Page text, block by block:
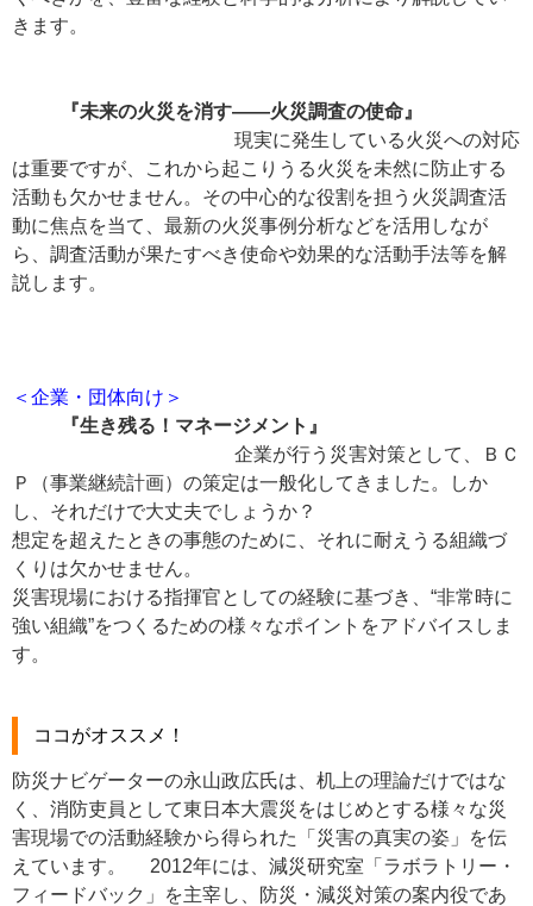
きます。
『未来の火災を消す――火災調査の使命』
現実に発生している火災への対応
は重要ですが、これから起こりうる火災を未然に防止する
活動も欠かせません。その中心的な役割を担う火災調査活
動に焦点を当て、最新の火災事例分析などを活用しなが
ら、調査活動が果たすべき使命や効果的な活動手法等を解
説します。
＜企業・団体向け＞
『生き残る！マネージメント』
企業が行う災害対策として、ＢＣ
Ｐ（事業継続計画）の策定は一般化してきました。しか
し、それだけで大丈夫でしょうか？
想定を超えたときの事態のために、それに耐えうる組織づ
くりは欠かせません。
災害現場における指揮官としての経験に基づき、“非常時に
強い組織”をつくるための様々なポイントをアドバイスしま
す。
ココがオススメ！
防災ナビゲーターの永山政広氏は、机上の理論だけではな
く、消防吏員として東日本大震災をはじめとする様々な災
害現場での活動経験から得られた「災害の真実の姿」を伝
えています。 2012年には、減災研究室「ラボラトリー・
フィードバック」を主宰し、防災・減災対策の案内役であ